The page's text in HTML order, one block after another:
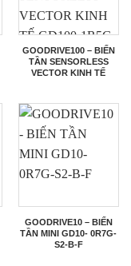
GOODRIVE100 – BIẾN
TẦN SENSORLESS
VECTOR KINH TẾ
GOODRIVE10 – BIẾN
TẦN MINI GD10- 0R7G-
S2-B-F